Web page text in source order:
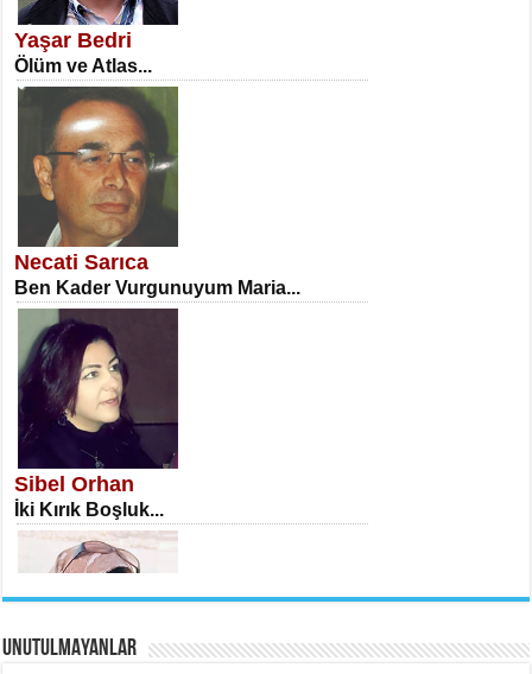
Erkenlik...
NECLA DİLEK ARSLAN
Öğretmenler Günü Mahkemesi...
İSA KARATEPE
Ekranlar Arasında Kaybolan İnsan...
AHMET URFALI
Yaşar Bedri
Ölüm ve Atlas...
Necati Sarıca
Ben Kader Vurgunuyum Maria...
Sibel Orhan
İki Kırık Boşluk...
UNUTULMAYANLAR